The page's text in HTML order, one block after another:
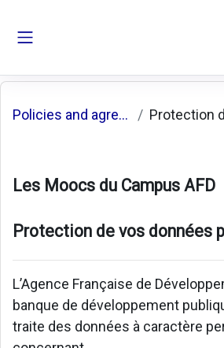
Policies and agreements
Les Moocs du Campus AFD
Protection de vos données
L’Agence Française de
banque de développement
traite des données à caractère